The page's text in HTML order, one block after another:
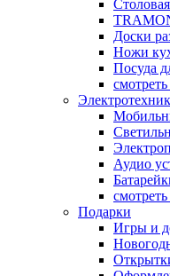
Доски
Ножи
Посуда
смотреть
Аудио
смотреть
Подарки
Игры и